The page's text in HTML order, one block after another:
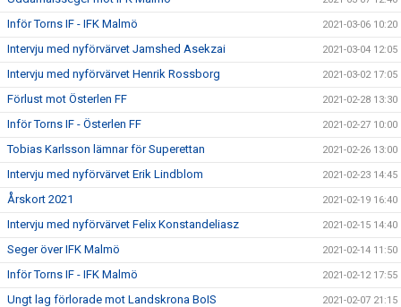
Inför Torns IF - IFK Malmö 2021-03-06 10:20
Intervju med nyförvärvet Jamshed Asekzai 2021-03-04 12:05
Intervju med nyförvärvet Henrik Rossborg 2021-03-02 17:05
Förlust mot Österlen FF 2021-02-28 13:30
Inför Torns IF - Österlen FF 2021-02-27 10:00
Tobias Karlsson lämnar för Superettan 2021-02-26 13:00
Intervju med nyförvärvet Erik Lindblom 2021-02-23 14:45
Årskort 2021 2021-02-19 16:40
Intervju med nyförvärvet Felix Konstandeliasz 2021-02-15 14:40
Seger över IFK Malmö 2021-02-14 11:50
Inför Torns IF - IFK Malmö 2021-02-12 17:55
Ungt lag förlorade mot Landskrona BoIS 2021-02-07 21:15